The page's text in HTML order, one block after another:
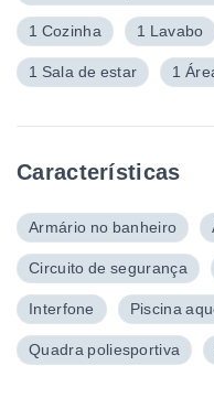
1 Cozinha 1 Lavabo
1 Sala de estar 1
Características
Armário no banheiro
Circuito de segurança
Interfone Piscina
Quadra poliesportiva